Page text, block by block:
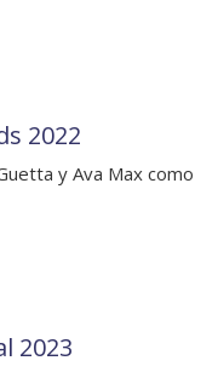
2022
y Ava Max como
2023